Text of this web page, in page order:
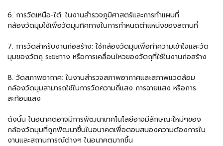
6. การวัดเหนือ-ใต้: ในงานสำรวจภูมิศาสตร์และการทำแผนที่
กล้องวัดมุมใช้เพื่อวัดมุมทิศทางในการกำหนดตำแหน่งของสถานที่
7. การวัดสำหรับงานก่อสร้าง: ใช้กล้องวัดมุมเพื่อทำความเข้าใจและวัด
มุมของวัตถุ ระยะทาง หรือการเคลื่อนไหวของวัตถุที่ใช้ในงานก่อสร้าง
8. วัดสภาพอากาศ: ในงานสำรวจสภาพอากาศและสภาพแวดล้อม
กล้องวัดมุมสามารถใช้ในการวัดความถี่แสง การฉายแสง หรือการ
สะท้อนแสง
ดังนั้น ในอนาคตอาจมีการพัฒนาเทคโนโลยีอาจมีลักษณะใหม่ๆของ
กล้องวัดมุมที่ถูกพัฒนาขึ้นในอนาคตเพื่อตอบสนองความต้องการใน
งานและสถานการณ์ต่างๆ ในอนาคตมากขึ้น